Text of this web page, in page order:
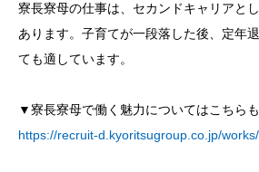
寮長寮母の仕事は、セカンドキャリアと
あります。子育てが一段落した後、定年
ても適しています。
▼寮長寮母で働く魅力についてはこちら
https://recruit-d.kyoritsugroup.co.jp/